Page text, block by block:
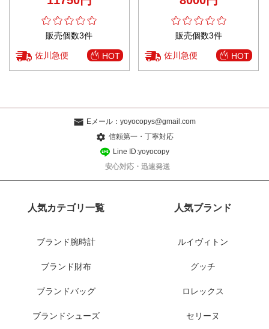
人技術再現 激安 本格派モデル
販売個数3件
佐川急便 HOT
販売個数3件
佐川急便 HOT
Eメール： yoyocopys@gmail.com
信頼第一・丁寧対応
Line ID:yoyocopy
安心対応・迅速発送
人気カテゴリ一覧
ブランド腕時計
ブランド財布
ブランドバッグ
ブランドシューズ
人気ブランド
ルイヴィトン
グッチ
ロレックス
セリーヌ